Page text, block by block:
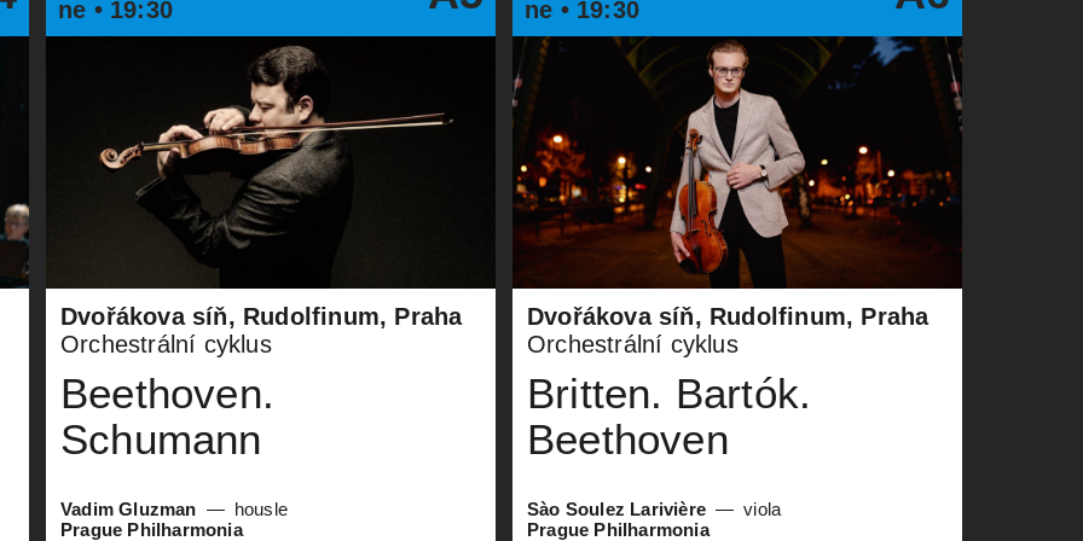
ne • 19:30
Dvořákova síň, Rudolfinum, Praha
Orchestrální cyklus
Beethoven.
Schumann
Vadim Gluzman
housle
Prague Philharmonia
ne • 19:30
Dvořákova síň, Rudolfinum, Praha
Orchestrální cyklus
Britten. Bartók.
Beethoven
Sào Soulez Larivière
viola
Prague Philharmonia